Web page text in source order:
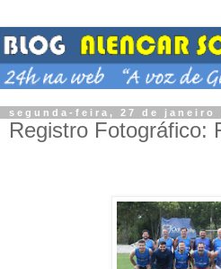
segunda-feira, 27 de janeiro
Registro Fotográfico: